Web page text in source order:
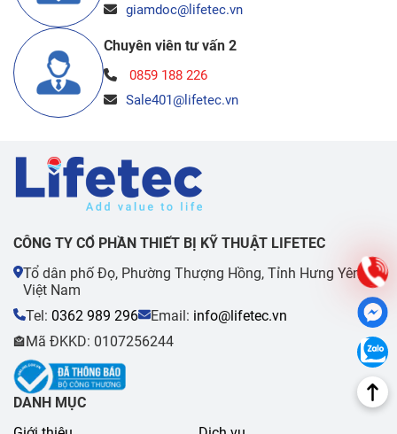
giamdoc@lifetec.vn
Chuyên viên tư vấn 2
0859 188 226
Sale401@lifetec.vn
CÔNG TY CỔ PHẦN THIẾT BỊ KỸ THUẬT LIFETEC
Tổ dân phố Đọ, Phường Thượng Hồng, Tỉnh Hưng Yên,
Việt Nam
Tel: 0362 989 296 Email: info@lifetec.vn
🏤Mã ĐKKD: 0107256244
DANH MỤC